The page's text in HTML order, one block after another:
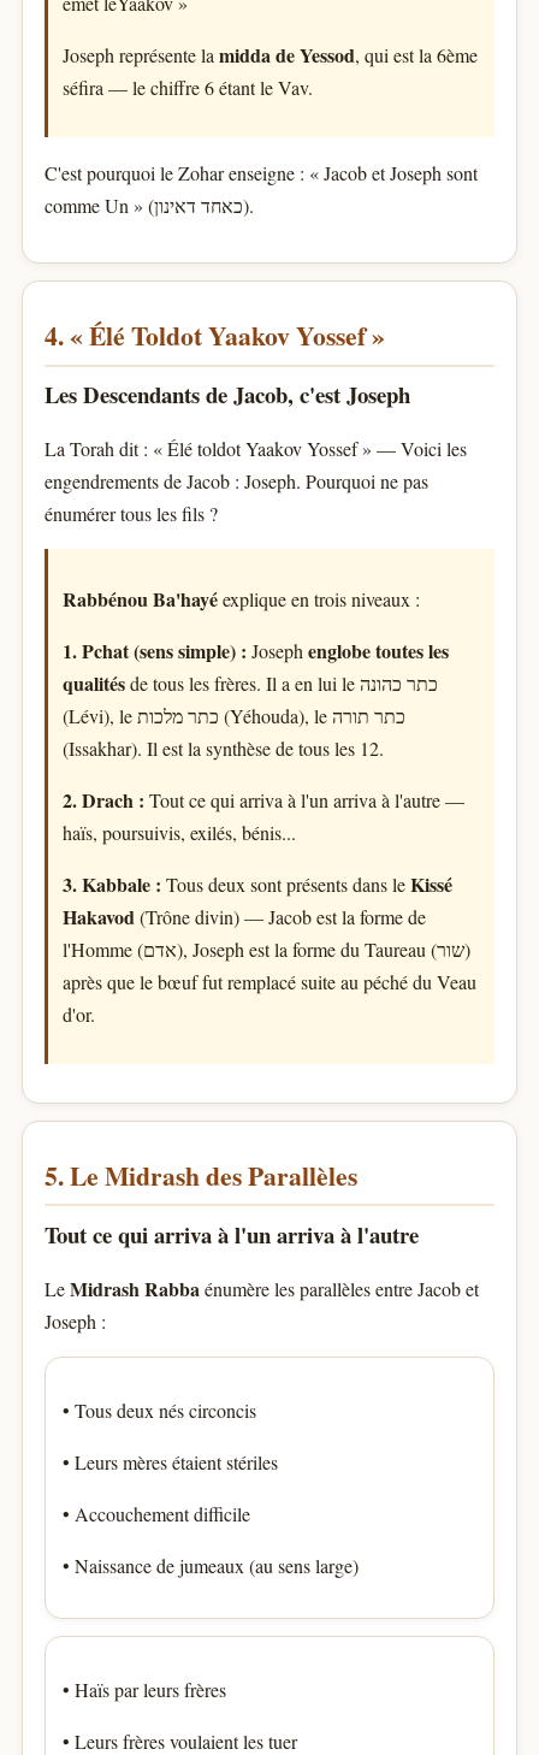
Joseph représente lamidda de Yessod, qui est la 6ème
séfira — le chiffre 6 étant le Vav.
C'est pourquoi le Zohar enseigne : « Jacob et Joseph sont
comme Un » (כאחד דאינון).
4. « Élé Toldot Yaakov Yossef »
Les Descendants de Jacob, c'est Joseph
La Torah dit : « Élé toldot Yaakov Yossef » — Voici les
engendrements de Jacob : Joseph. Pourquoi ne pas
énumérer tous les fils ?
Rabbénou Ba'hayéexplique en trois niveaux :
1. Pchat (sens simple) : Joseph englobe toutes les
qualitésde tous les frères. Il a en lui le כתר כהונה
(Lévi), le כתר מלכות (Yéhouda), le כתר תורה
(Issakhar). Il est la synthèse de tous les 12.
2. Drach : Tout ce qui arriva à l'un arriva à l'autre —
haïs, poursuivis, exilés, bénis...
3. Kabbale : Tous deux sont présents dans leKissé
Hakavod(Trône divin) — Jacob est la forme de
l'Homme (אדם), Joseph est la forme du Taureau (שור)
après que le bœuf fut remplacé suite au péché du Veau
d'or.
5. Le Midrash des Parallèles
Tout ce qui arriva à l'un arriva à l'autre
LeMidrash Rabbaénumère les parallèles entre Jacob et
Joseph :
• Tous deux nés circoncis
• Leurs mères étaient stériles
• Accouchement difficile
• Naissance de jumeaux (au sens large)
• Haïs par leurs frères
• Leurs frères voulaient les tuer